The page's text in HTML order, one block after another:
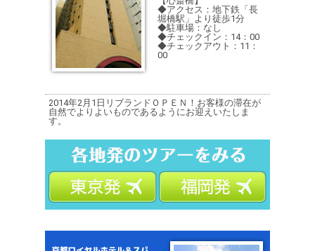
◆アクセス：地下鉄「長
堀橋駅」より徒歩1分
◆駐車場：なし
◆チェックイン：14：00
◆チェックアウト：11：
00
2014年2月1日リブランドＯＰＥＮ！お客様の滞在が
自然でよりよいものであるようにお迎えいたしま
す。